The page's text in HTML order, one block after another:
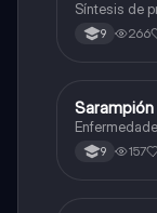
Síntesis de
9 266
Biologia
Sarampión
9 157